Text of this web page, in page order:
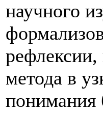
научного
метода в
понимания